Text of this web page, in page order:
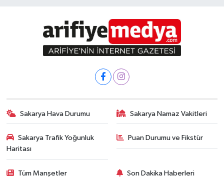
Sakarya Hava Durumu Sakarya Namaz Vakitleri
Sakarya Trafik Yoğunluk
Haritası
Puan Durumu ve Fikstür
Tüm Manşetler Son Dakika Haberleri